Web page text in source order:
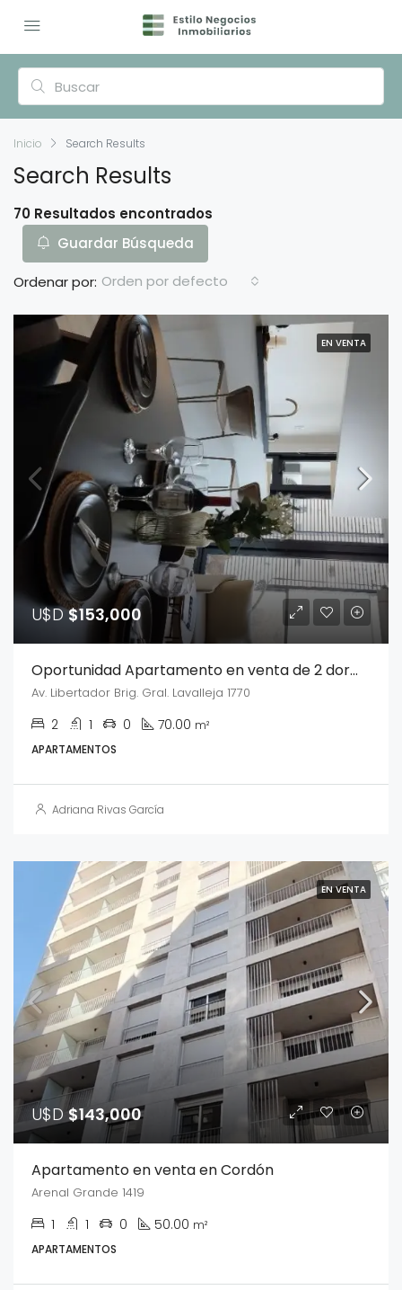
Inicio Search Results
Search Results
70 Resultados encontrados
Ordenar por: Orden por defecto
Guardar Búsqueda
EN VENTA
U$D$153,000
Oportunidad Apartamento en venta de 2 dormitorios en Aguada
Av. Libertador Brig. Gral. Lavalleja 1770
2 1 0 70.00 m²
APARTAMENTOS
Adriana Rivas García
EN VENTA
U$D$143,000
Apartamento en venta en Cordón
Arenal Grande 1419
1 1 0 50.00 m²
APARTAMENTOS